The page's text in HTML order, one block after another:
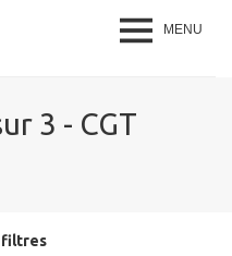
MENU
3 - CGT
filtres